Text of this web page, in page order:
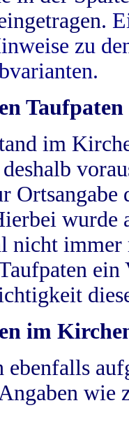
zu
Taufpaten
im
wurde
nicht
im
wie